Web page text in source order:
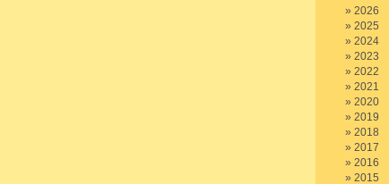
2026
2025
2024
2023
2022
2021
2020
2019
2018
2017
2016
2015